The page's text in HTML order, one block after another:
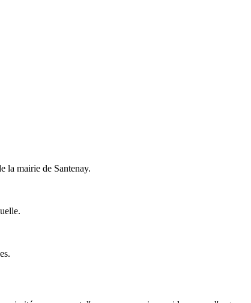
la mairie de Santenay.